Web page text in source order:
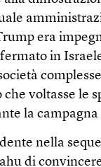
era
in
voltasse le
la
nella
di